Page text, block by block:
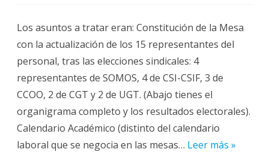
Reunión
de
la
MNUZ
celebrada
el
14
de
mayo
de
2015
Los asuntos a tratar eran: Constitución de la Mesa
con la actualización de los 15 representantes del
personal, tras las elecciones sindicales: 4
representantes de SOMOS, 4 de CSI-CSIF, 3 de
CCOO, 2 de CGT y 2 de UGT. (Abajo tienes el
organigrama completo y los resultados electorales).
Calendario Académico (distinto del calendario
laboral que se negocia en las mesas… Leer más »